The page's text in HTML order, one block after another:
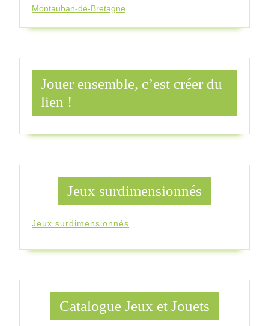
Montauban-de-Bretagne
Jouer ensemble, c’est créer du
lien !
Jeux surdimensionnés
Jeux surdimensionnés
Catalogue Jeux et Jouets